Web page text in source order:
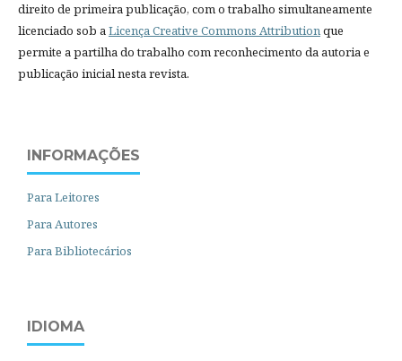
direito de primeira publicação, com o trabalho simultaneamente
licenciado sob aLicença Creative Commons Attributionque
permite a partilha do trabalho com reconhecimento da autoria e
publicação inicial nesta revista.
INFORMAÇÕES
Para Leitores
Para Autores
Para Bibliotecários
IDIOMA